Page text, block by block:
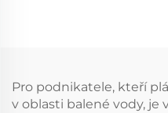
Pro podnikatele, kteří
v oblasti balené vody, je